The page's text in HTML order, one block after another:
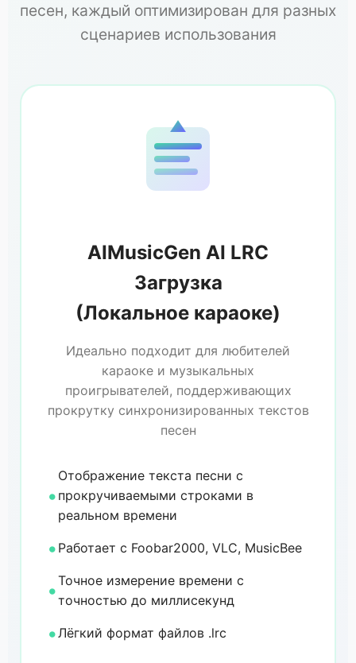
песен, каждый оптимизирован для разных
сценариев использования
AIMusicGen AI LRC
Загрузка
(Локальное караоке)
Идеально подходит для любителей
караоке и музыкальных
проигрывателей, поддерживающих
прокрутку синхронизированных текстов
песен
Отображение текста песни с
прокручиваемыми строками в
реальном времени
Работает с Foobar2000, VLC, MusicBee
Точное измерение времени с
точностью до миллисекунд
Лёгкий формат файлов .lrc